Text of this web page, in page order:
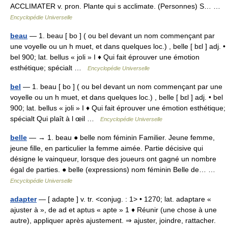
ACCLIMATER v. pron. Plante qui s acclimate. (Personnes) S… …
Encyclopédie Universelle
beau — 1. beau [ bo ] ( ou bel devant un nom commençant par
une voyelle ou un h muet, et dans quelques loc.) , belle [ bɛl ] adj. •
bel 900; lat. bellus « joli » I ♦ Qui fait éprouver une émotion
esthétique; spécialt …
Encyclopédie Universelle
bel — 1. beau [ bo ] ( ou bel devant un nom commençant par une
voyelle ou un h muet, et dans quelques loc.) , belle [ bɛl ] adj. • bel
900; lat. bellus « joli » I ♦ Qui fait éprouver une émotion esthétique;
spécialt Qui plaît à l œil …
Encyclopédie Universelle
belle — → 1. beau ● belle nom féminin Familier. Jeune femme,
jeune fille, en particulier la femme aimée. Partie décisive qui
désigne le vainqueur, lorsque des joueurs ont gagné un nombre
égal de parties. ● belle (expressions) nom féminin Belle de… …
Encyclopédie Universelle
adapter— [ adapte ] v. tr. <conjug. : 1> • 1270; lat. adaptare «
ajuster à », de ad et aptus « apte » 1 ♦ Réunir (une chose à une
autre), appliquer après ajustement. ⇒ ajuster, joindre, rattacher.